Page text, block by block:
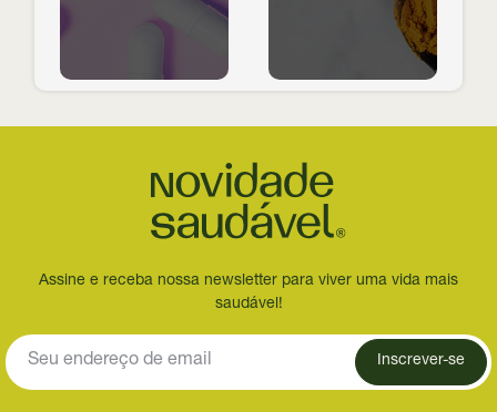
Assine e receba nossa newsletter para viver uma vida mais
saudável!
Inscrever-se